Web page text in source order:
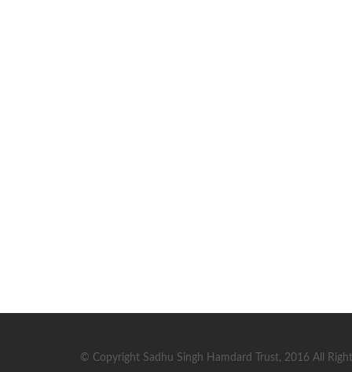
© Copyright Sadhu Singh Hamdard Trust, 2016 All